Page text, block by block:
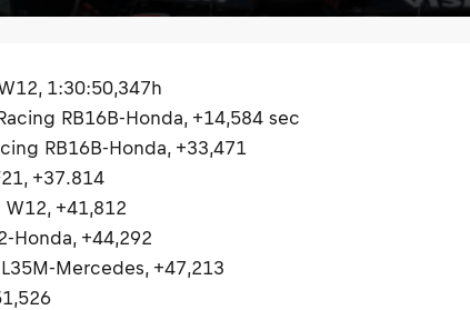
1:30:50,347h
RB16B-Honda, +14,584 sec
RB16B-Honda, +33,471
+37.814
+41,812
Honda, +44,292
Mercedes, +47,213